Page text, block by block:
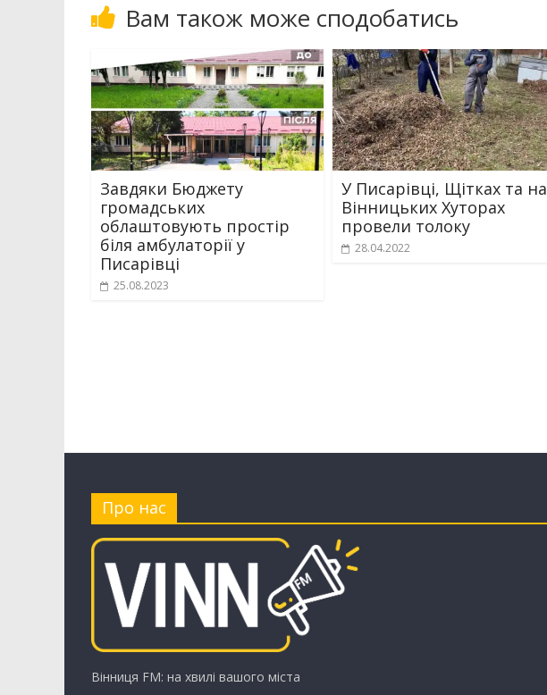
Вам також може сподобатись
Завдяки Бюджету
громадських
облаштовують простір
біля амбулаторії у
Писарівці
25.08.2023
У Писарівці, Щітках та на
Вінницьких Хуторах
провели толоку
28.04.2022
Про нас
Вінниця FM: на хвилі вашого міста